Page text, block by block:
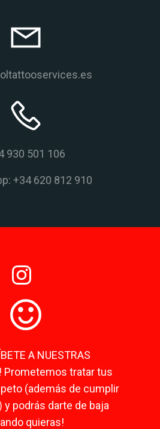
930 501 106
+34 620 812 910
A NUESTRAS
Prometemos tratar tus
(además de cumplir
y podrás darte de baja
quieras!